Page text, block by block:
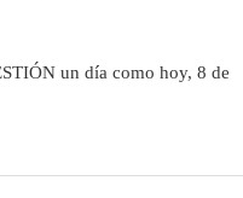
un día como hoy, 8 de